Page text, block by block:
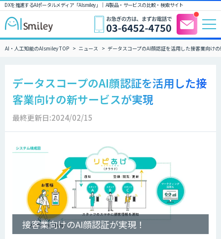
DXを推進するAIポータルメディア「AIsmiley」｜ AI製品・サービスの比較・検索サイト
AI・人工知能のAIsmiley TOP ニュース データスコープのAI顔認証を活用した接客業向け
データスコープのAI顔認証を活用した接
客業向けの新サービスが実現
最終更新日:2024/02/15
接客業向けのAI顔認証が実現！